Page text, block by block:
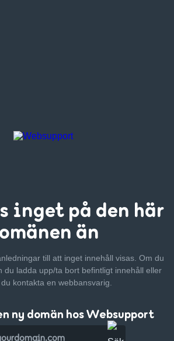
inget på den här
än
till att inget innehåll visas. Om du
du ladda upp/ta bort befintligt innehåll eller
kontakta en webbansvarig.
ny domän hos Websupport